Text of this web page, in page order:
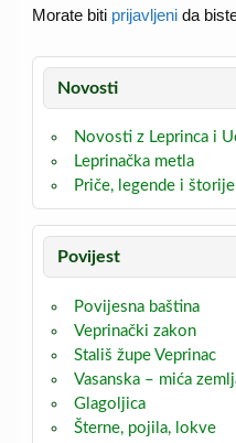
Morate biti prijavljenida
Novosti
Novosti z Leprinca i
Leprinačka metla
Priče, legende i štorije
Povijest
Povijesna baština
Veprinački zakon
Stališ župe Veprinac
Vasanska – mića
Glagoljica
Šterne, pojila, lokve